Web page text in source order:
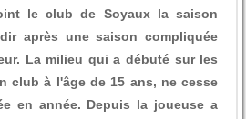
le club de Soyaux la saison
après une saison compliquée
La milieu qui a débuté sur les
club à l'âge de 15 ans, ne cesse
en année. Depuis la joueuse a